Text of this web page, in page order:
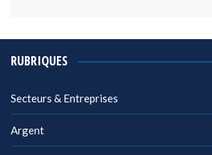
RUBRIQUES
Secteurs & Entreprises
Argent